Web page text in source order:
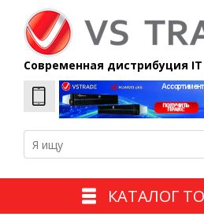
Современная дистрибуция
КАТАЛОГ